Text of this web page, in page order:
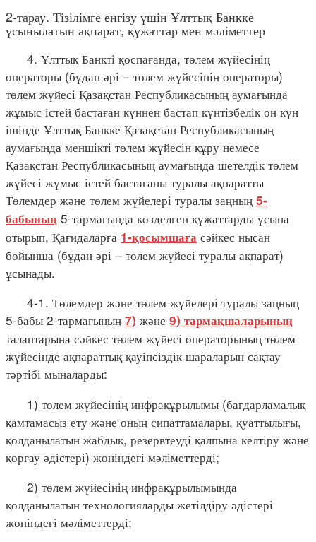
2-тарау. Тізілімге енгізу үшін Ұлттық Банкке
ұсынылатын ақпарат, құжаттар мен мәліметтер
4. Ұлттық Банкті қоспағанда, төлем жүйесінің
операторы (бұдан әрі – төлем жүйесінің операторы)
төлем жүйесі Қазақстан Республикасының аумағында
жұмыс істей бастаған күннен бастап күнтізбелік он күн
ішінде Ұлттық Банкке Қазақстан Республикасының
аумағында меншікті төлем жүйесін құру немесе
Қазақстан Республикасының аумағында шетелдік төлем
жүйесі жұмыс істей бастағаны туралы ақпаратты
Төлемдер және төлем жүйелері туралы заңның 5-
бабының 5-тармағында көзделген құжаттарды ұсына
отырып, Қағидаларға 1-қосымшаға сәйкес нысан
бойынша (бұдан әрі – төлем жүйесі туралы ақпарат)
ұсынады.
4-1. Төлемдер және төлем жүйелері туралы заңның
5-бабы 2-тармағының 7) және 9) тармақшаларының
талаптарына сәйкес төлем жүйесі операторының төлем
жүйесінде ақпараттық қауіпсіздік шараларын сақтау
тәртібі мыналарды:
1) төлем жүйесінің инфрақұрылымы (бағдарламалық
қамтамасыз ету және оның сипаттамалары, қуаттылығы,
қолданылатын жабдық, резервтеуді қалпына келтіру және
қорғау әдістері) жөніндегі мәліметтерді;
2) төлем жүйесінің инфрақұрылымында
қолданылатын технологияларды жетілдіру әдістері
жөніндегі мәліметтерді;